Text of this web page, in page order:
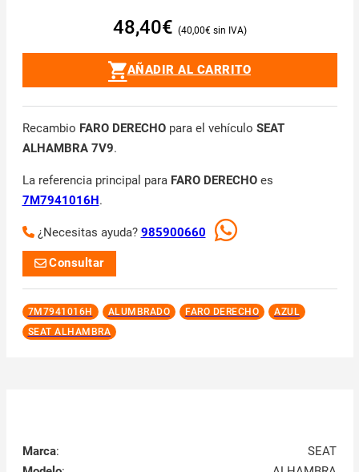
48,40€ 40,00€
AÑADIR AL CARRITO
Recambio FARO DERECHOpara el vehículo SEAT
ALHAMBRA 7V9.
La referencia principal para FARO DERECHOes
7M7941016H.
¿Necesitas ayuda? 985900660
Consultar
7M7941016H ALUMBRADO FARO DERECHO
AZUL
SEAT ALHAMBRA
Marca:
SEAT